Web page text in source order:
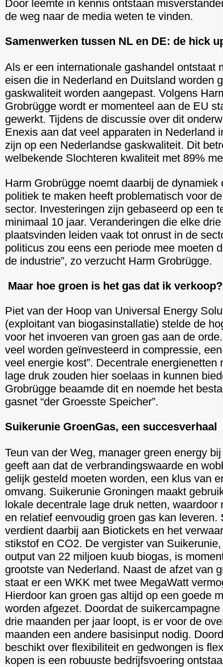
Door leemte in kennis ontstaan
de weg naar de media weten te vinden.
Samenwerken tussen NL en DE: de hick
Als er een internationale gashandel ontstaat
eisen die in Nederland en Duitsland worden
gaskwaliteit worden aangepast. Volgens
Grobrügge wordt er momenteel aan de EU
gewerkt. Tijdens de discussie over dit
Enexis aan dat veel apparaten in Nederland
zijn op een Nederlandse gaskwaliteit. Dit
welbekende Slochteren kwaliteit met 89%
Harm Grobrügge noemt daarbij de dynamiek
politiek te maken heeft problematisch voor
sector. Investeringen zijn gebaseerd op een
minimaal 10 jaar. Veranderingen die elke
plaatsvinden leiden vaak tot onrust in de
politicus zou eens een periode mee moeten
de industrie”, zo verzucht Harm Grobrügge.
Maar hoe groen is het gas dat ik verkoop?
Piet van der Hoop van Universal Energy
(exploitant van biogasinstallatie) stelde de
voor het invoeren van groen gas aan de
veel worden geïnvesteerd in compressie,
veel energie kost”. Decentrale energienetten
lage druk zouden hier soelaas in kunnen
Grobrügge beaamde dit en noemde het
gasnet “der Groesste Speicher”.
Suikerunie GroenGas, een succesverhaal
Teun van der Weg, manager green energy
geeft aan dat de verbrandingswaarde en
gelijk gesteld moeten worden, een klus van
omvang. Suikerunie Groningen maakt
lokale decentrale lage druk netten, waardoor
en relatief eenvoudig groen gas kan leveren.
verdient daarbij aan Biotickets en het
stikstof en CO2. De vergister van
output van 22 miljoen kuub biogas, is
grootste van Nederland. Naast de afzet van
staat er een WKK met twee MegaWatt
Hierdoor kan groen gas altijd op een goede
worden afgezet. Doordat de
drie maanden per jaar loopt, is er voor de
maanden een andere basisinput nodig.
beschikt over flexibiliteit en gedwongen is
kopen is een robuuste bedrijfsvoering